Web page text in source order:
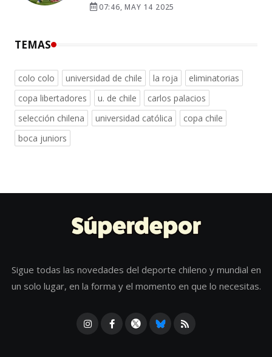
07:46, MAY 14 2025
TEMAS
colo colo universidad de chile la roja
eliminatorias
copa libertadores
u. de chile
carlos palacios
selección chilena
universidad católica
copa chile
boca juniors
Sigue todas las novedades del deporte chileno y mundial en
un solo lugar, en la forma y el momento en que lo necesitas.